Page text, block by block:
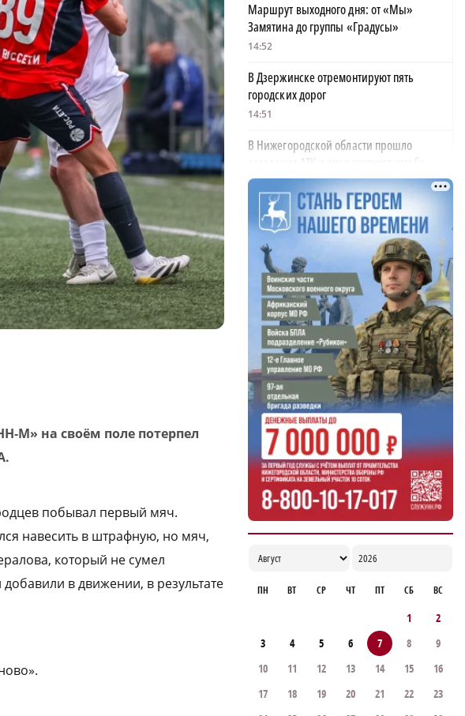
на своём поле потерпел
побывал первый мяч.
навесить в штрафную, но мяч,
который не сумел
в движении, в результате
Маршрут выходного дня: от «Мы»
Замятина до группы «Градусы»
14:52
В Дзержинске отремонтируют пять
городских дорог
14:51
В Нижегородской области прошло
заседание АТК и оперативного штаба
14:49
Хохломская роспись открыла бренд-туры
проекта «Новый национальный бренд»
14:46
ВТБ: объем выдачи ипотеки в России
вырос на 38%
14:26
Роспотребнадзор назвал водоемы
Нижегородской области, где можно
купаться
14:20
ПН ВТ СР ЧТ ПТ СБ ВС
1
2
3
4 5 6 7 8
9
10
11 12 13 14 15
16
17
18 19 20 21 22
23